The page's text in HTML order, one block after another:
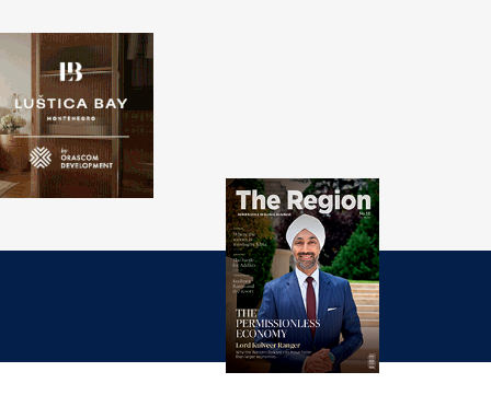
ПРЕБАРАЈ
Откриј
Western
Balkans 2030